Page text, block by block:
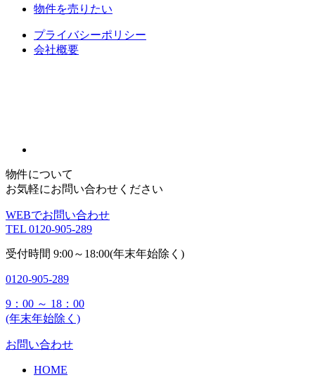
物件を売りたい
プライバシーポリシー
会社概要
物件について
お気軽にお問い合わせください
WEBでお問い合わせ
TEL 0120-905-289
受付時間 9:00～18:00(年末年始除く)
0120-905-289
9：00 ～ 18：00
(年末年始除く)
お問い合わせ
HOME